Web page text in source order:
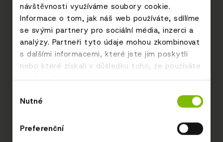
návštěvnosti využíváme soubory cookie.
Informace o tom, jak náš web používáte, sdílíme
se svými partnery pro sociální média, inzerci a
analýzy. Partneři tyto údaje mohou zkombinovat
s dalšími informacemi, které jste jim poskytli
nebo které získali v důsledku toho, že používáte
jejich služby.
souhlasu
Nutné
Preferenční